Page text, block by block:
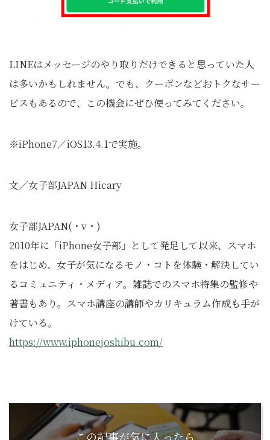
LINEはメッセージのやり取りだけできると思っていた人
は多いかもしれません。でも、クーポンなどおトクなサー
ビスもあるので、この機会にぜひ使ってみてください。
※iPhone7／iOS13.4.1で実施。
文／女子部JAPAN Hicary
女子部JAPAN(・v・)
2010年に「iPhone女子部」として発足して以来、スマホ
をはじめ、女子が気になるモノ・コトを体験・解決してい
るコミュニティ・メディア。雑誌でのスマホ特集の監修や
著書もあり。スマホ講座の講師やカリキュラム作成も手が
けている。
https://www.iphonejoshibu.com/
この記事が気に入ったら